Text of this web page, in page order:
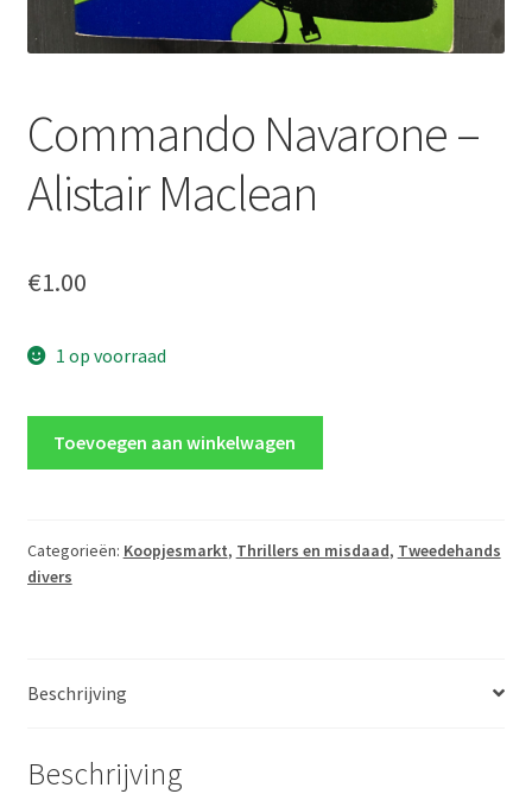
Commando Navarone –
Alistair Maclean
€1.00
1 op voorraad
Maclean
aantal
Toevoegen aan winkelwagen
Categorieën: Koopjesmarkt, Thrillers en misdaad, Tweedehands
divers
Beschrijving
Beschrijving